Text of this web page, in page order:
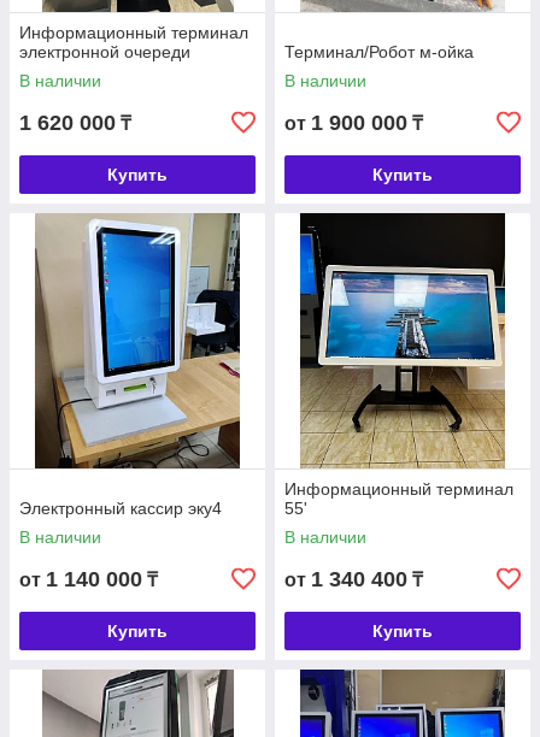
Информационный терминал
электронной очереди
В наличии
1 620 000 ₸
Купить
Терминал/Робот м-ойка
В наличии
от 1 900 000 ₸
Купить
Электронный кассир эку4
В наличии
от 1 140 000 ₸
Купить
Информационный терминал
55'
В наличии
от 1 340 400 ₸
Купить